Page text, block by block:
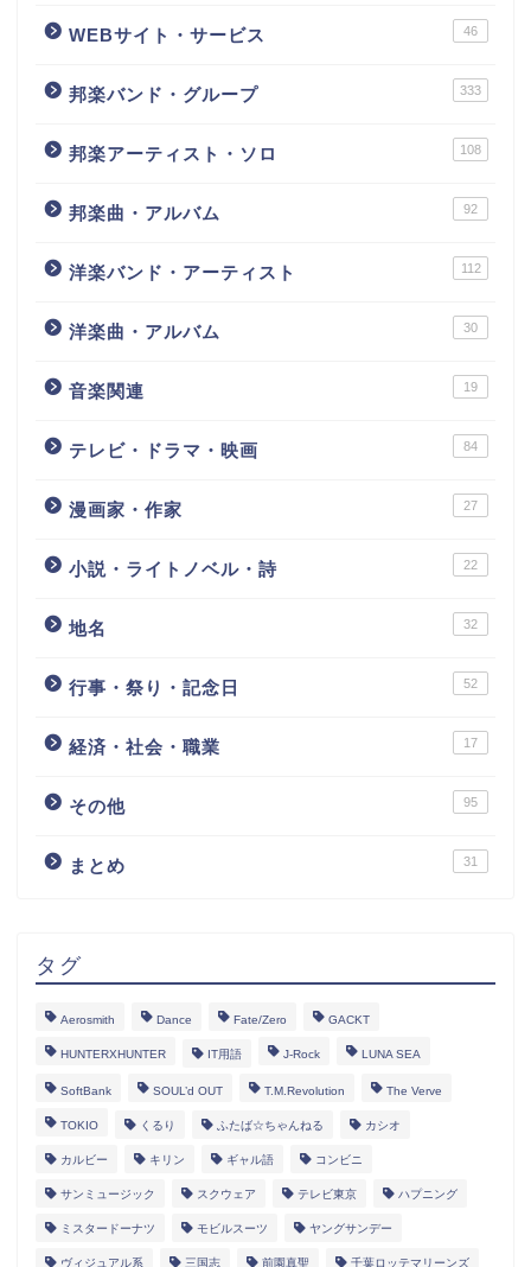
WEBサイト・サービス 46
邦楽バンド・グループ 333
邦楽アーティスト・ソロ 108
邦楽曲・アルバム 92
洋楽バンド・アーティスト 112
洋楽曲・アルバム 30
音楽関連 19
テレビ・ドラマ・映画 84
漫画家・作家 27
小説・ライトノベル・詩 22
地名 32
行事・祭り・記念日 52
経済・社会・職業 17
その他 95
まとめ 31
タグ
Aerosmith Dance Fate/Zero GACKT
HUNTERXHUNTER IT用語 J-Rock LUNA SEA
SoftBank SOUL’d OUT T.M.Revolution The Verve
TOKIO くるり ふたば☆ちゃんねる カシオ
カルビー キリン ギャル語 コンビニ
サンミュージック スクウェア テレビ東京 ハプニング
ミスタードーナツ モビルスーツ ヤングサンデー
ヴィジュアル系 三国志 前園真聖 千葉ロッテマリーンズ